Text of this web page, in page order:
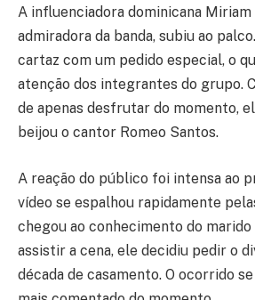
A influenciadora dominicana Miriam
admiradora da banda, subiu ao
cartaz com um pedido especial, o
atenção dos integrantes do grupo.
de apenas desfrutar do momento,
beijou o cantor Romeo Santos.
A reação do público foi intensa ao
vídeo se espalhou rapidamente
chegou ao conhecimento do marido
assistir a cena, ele decidiu pedir o
década de casamento. O ocorrido